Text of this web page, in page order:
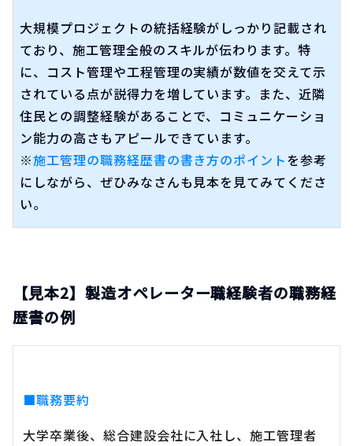
大規模プロジェクトの統括経験がしっかり記載され
ており、施工管理全般のスキルが伝わります。特
に、コスト管理や工程管理の実績が数値を交えて示
されている点が説得力を増しています。また、近隣
住民との調整経験があることで、コミュニケーショ
ン能力の高さもアピールできています。
※施工管理の職務経歴書の書き方のポイントを参考
にしながら、ぜひみなさんも見本を見てみてくださ
い。
【見本2】製造オペレーター職経験者の職務経
歴書の例
■職務要約
大学卒業後、総合建設会社に入社し、施工管理者